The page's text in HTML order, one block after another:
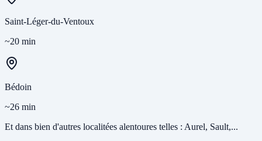
Saint-Léger-du-Ventoux
~20 min
Bédoin
~26 min
Et dans bien d'autres localitées alentoures telles : Aurel, Sault,...